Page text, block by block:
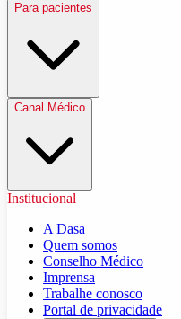
Para pacientes
Canal Médico
Institucional
A Dasa
Quem somos
Conselho Médico
Imprensa
Trabalhe conosco
Portal de privacidade